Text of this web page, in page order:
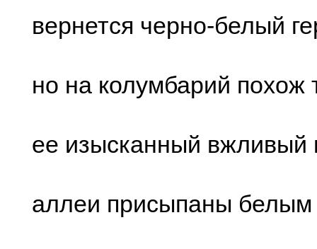
вернется черно-белый
но на колумбарий похож
ее изысканный вжливый
аллеи присыпаны белым